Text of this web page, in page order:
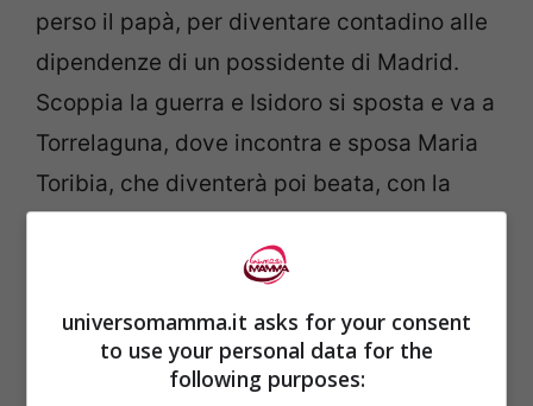
perso il papà, per diventare contadino alle
dipendenze di un possidente di Madrid.
Scoppia la guerra e Isidoro si sposta e va a
Torrelaguna, dove incontra e sposa Maria
Toribia, che diventerà poi beata, con la
molto religioso, Isidoro prima di
universomamma.it asks for your consent
to use your personal data for the
following purposes: